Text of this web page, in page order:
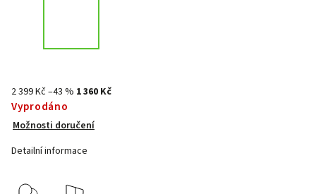
2 399 Kč–43 % 1 360 Kč
Vyprodáno
Možnosti doručení
Detailní informace